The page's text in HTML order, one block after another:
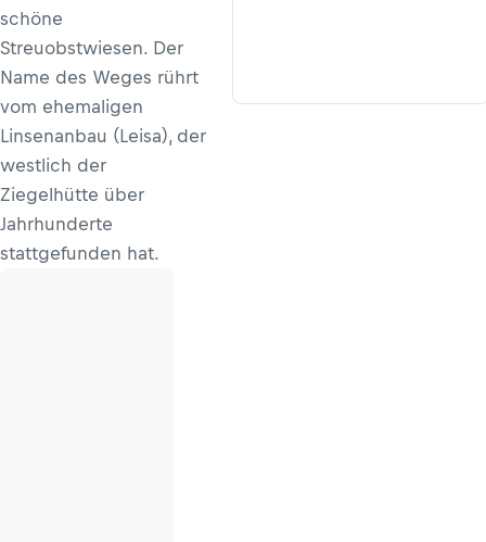
schöne
Streuobstwiesen. Der
Name des Weges rührt
vom ehemaligen
Linsenanbau (Leisa), der
westlich der
Ziegelhütte über
Jahrhunderte
stattgefunden hat.